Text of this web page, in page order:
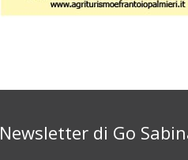
Newsletter di Go